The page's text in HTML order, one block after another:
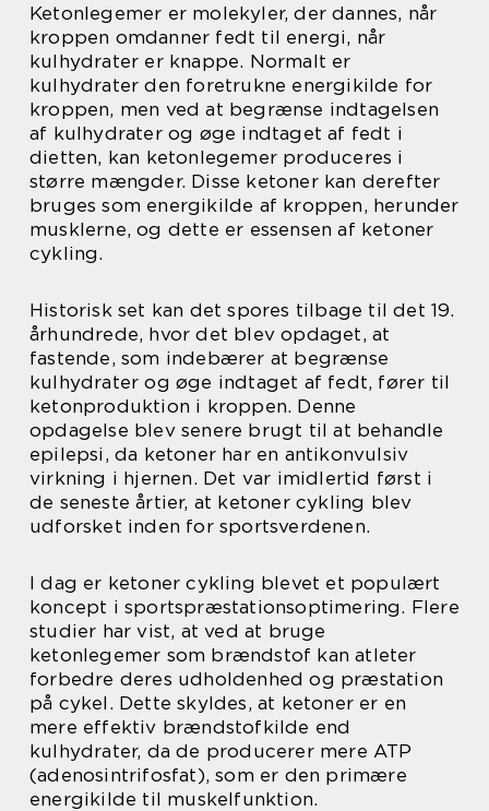
Ketonlegemer er molekyler, der dannes, når
kroppen omdanner fedt til energi, når
kulhydrater er knappe. Normalt er
kulhydrater den foretrukne energikilde for
kroppen, men ved at begrænse indtagelsen
af kulhydrater og øge indtaget af fedt i
dietten, kan ketonlegemer produceres i
større mængder. Disse ketoner kan derefter
bruges som energikilde af kroppen, herunder
musklerne, og dette er essensen af ketoner
cykling.
Historisk set kan det spores tilbage til det 19.
århundrede, hvor det blev opdaget, at
fastende, som indebærer at begrænse
kulhydrater og øge indtaget af fedt, fører til
ketonproduktion i kroppen. Denne
opdagelse blev senere brugt til at behandle
epilepsi, da ketoner har en antikonvulsiv
virkning i hjernen. Det var imidlertid først i
de seneste årtier, at ketoner cykling blev
udforsket inden for sportsverdenen.
I dag er ketoner cykling blevet et populært
koncept i sportspræstationsoptimering. Flere
studier har vist, at ved at bruge
ketonlegemer som brændstof kan atleter
forbedre deres udholdenhed og præstation
på cykel. Dette skyldes, at ketoner er en
mere effektiv brændstofkilde end
kulhydrater, da de producerer mere ATP
(adenosintrifosfat), som er den primære
energikilde til muskelfunktion.